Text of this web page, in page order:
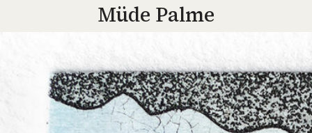
Müde Palme